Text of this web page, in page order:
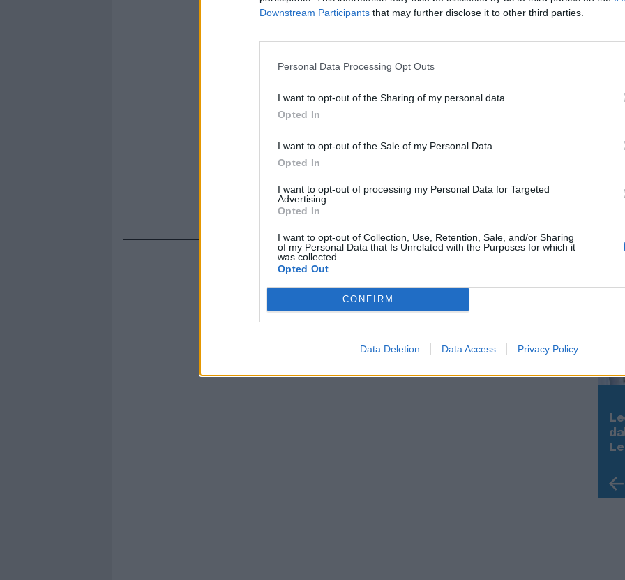
Downstream Participants that may further disclose it to other third parties.
Personal Data Processing Opt Outs
I want to opt-out of the Sharing of my personal data.
Opted In
I want to opt-out of the Sale of my Personal Data.
Opted In
I want to opt-out of processing my Personal Data for Targeted
Advertising.
Opted In
I want to opt-out of Collection, Use, Retention, Sale, and/or Sharing
of my Personal Data that Is Unrelated with the Purposes for which it
was collected.
Opted Out
CONFIRM
Data Deletion Data Access Privacy Policy
dell’islamismo e delle associazioni gay che danno degli assassini ai